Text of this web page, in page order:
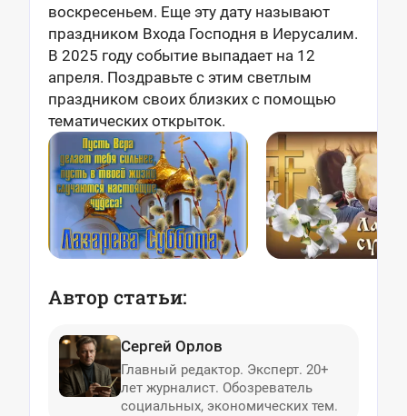
воскресеньем. Еще эту дату называют
праздником Входа Господня в Иерусалим.
В 2025 году событие выпадает на 12
апреля. Поздравьте с этим светлым
праздником своих близких с помощью
тематических открыток.
Автор статьи:
Сергей Орлов
Главный редактор. Эксперт. 20+
лет журналист. Обозреватель
социальных, экономических тем.